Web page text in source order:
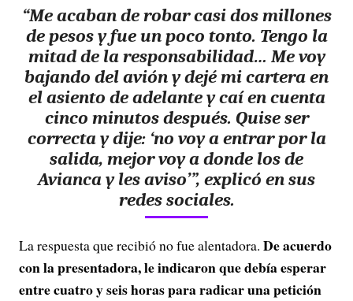
“Me acaban de robar casi dos millones
de pesos y fue un poco tonto. Tengo la
mitad de la responsabilidad… Me voy
bajando del avión y dejé mi cartera en
el asiento de adelante y caí en cuenta
cinco minutos después. Quise ser
correcta y dije: ‘no voy a entrar por la
salida, mejor voy a donde los de
Avianca y les aviso’”, explicó en sus
redes sociales.
La respuesta que recibió no fue alentadora. De acuerdo
con la presentadora, le indicaron que debía esperar
entre cuatro y seis horas para radicar una petición